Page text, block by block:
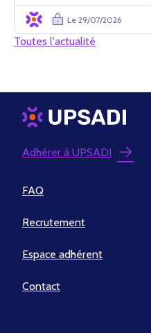
Le 29/07/2026
Toutes l'actualité
Adhérer à UPSADI
FAQ
Recrutement
Espace adhérent
Contact